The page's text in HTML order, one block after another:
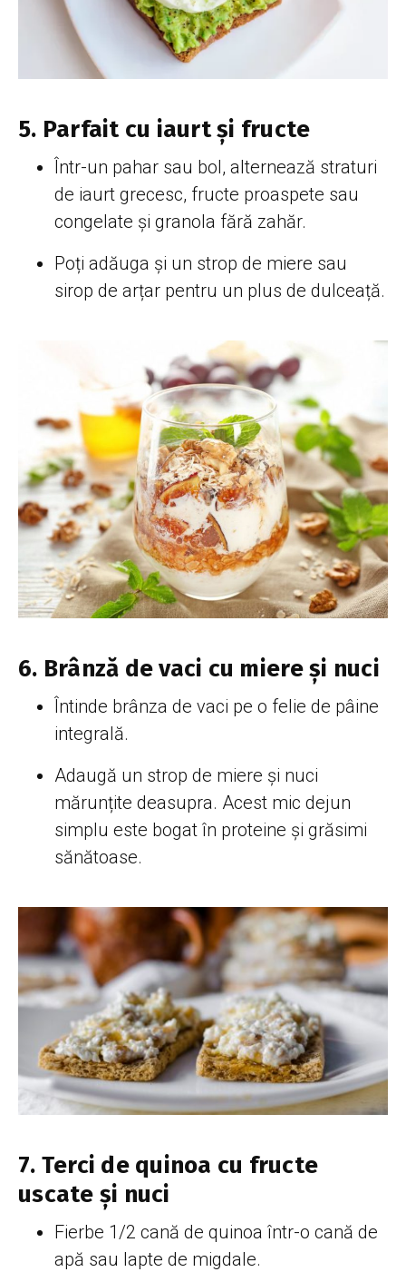
5. Parfait cu iaurt și fructe
Într-un pahar sau bol, alternează straturi
de iaurt grecesc, fructe proaspete sau
congelate și granola fără zahăr.
Poți adăuga și un strop de miere sau
sirop de arțar pentru un plus de dulceață.
6. Brânză de vaci cu miere și nuci
Întinde brânza de vaci pe o felie de pâine
integrală.
Adaugă un strop de miere și nuci
mărunțite deasupra. Acest mic dejun
simplu este bogat în proteine și grăsimi
sănătoase.
7. Terci de quinoa cu fructe
uscate și nuci
Fierbe 1/2 cană de quinoa într-o cană de
apă sau lapte de migdale.